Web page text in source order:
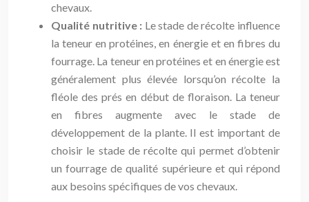
chevaux.
Qualité nutritive : Le stade de récolte influence
la teneur en protéines, en énergie et en fibres du
fourrage. La teneur en protéines et en énergie est
généralement plus élevée lorsqu’on récolte la
fléole des prés en début de floraison. La teneur
en fibres augmente avec le stade de
développement de la plante. Il est important de
choisir le stade de récolte qui permet d’obtenir
un fourrage de qualité supérieure et qui répond
aux besoins spécifiques de vos chevaux.